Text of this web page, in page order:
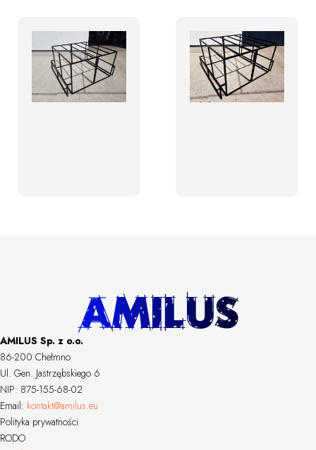
AMILUS Sp. z o.o.
86-200 Chełmno
Ul. Gen. Jastrzębskiego 6
NIP: 875-155-68-02
Email: kontakt@amilus.eu
Polityka prywatności
RODO